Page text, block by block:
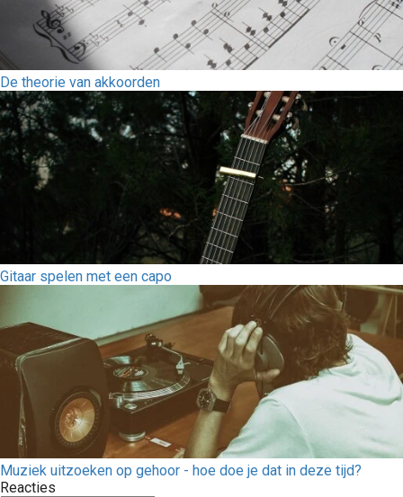
De theorie van akkoorden
Gitaar spelen met een capo
Muziek uitzoeken op gehoor - hoe doe je dat in deze tijd?
Reacties